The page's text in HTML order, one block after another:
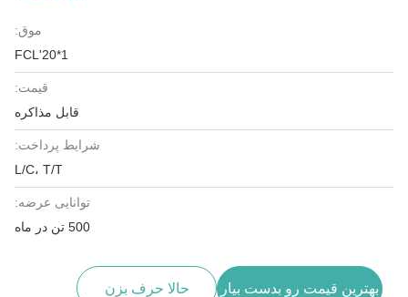
موق:
1*20'FCL
قیمت:
قابل مذاکره
شرایط پرداخت:
L/C، T/T
توانایی عرضه:
500 تن در ماه
بهترین قیمت رو بدست بیار حالا حرف بزن